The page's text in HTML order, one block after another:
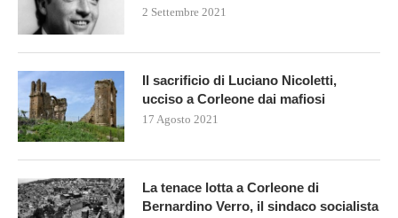
2 Settembre 2021
Il sacrificio di Luciano Nicoletti,
ucciso a Corleone dai mafiosi
17 Agosto 2021
La tenace lotta a Corleone di
Bernardino Verro, il sindaco socialista